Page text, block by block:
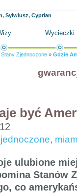
Sylwiusz, Cyprian
Wycieczki
Stany Zjednoczone » Gdzie
być
,
ulubione
Stanów
co